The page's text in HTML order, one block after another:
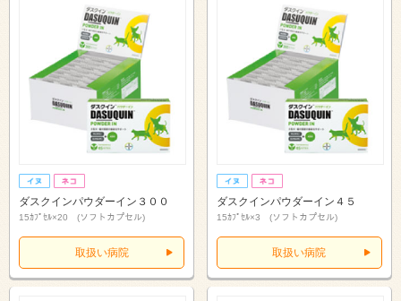
ダスクインパウダーイン３００
15ｶﾌﾟｾﾙ×20 (ソフトカプセル)
取扱い病院
ダスクインパウダーイン４５
15ｶﾌﾟｾﾙ×3 (ソフトカプセル)
取扱い病院